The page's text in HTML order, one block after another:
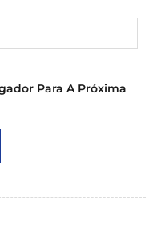
Para A Próxima